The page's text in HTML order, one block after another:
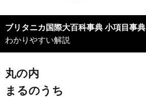
ブリタニカ国際大百科事典 小項目事典
わかりやすい解説
丸の内
まるのうち